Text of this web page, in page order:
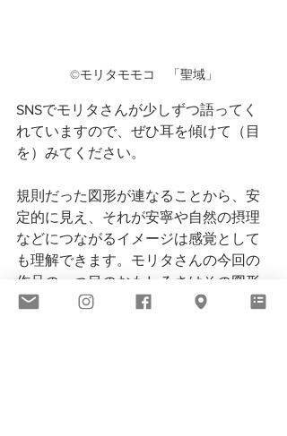
©️モリタモモコ　「聖域」
SNSでモリタさんが少しずつ語ってく
れていますので、ぜひ耳を傾けて（目
を）みてください。
規則だった図形が連なることから、安
定的に見え、それが安寧や自然の摂理
などにつながるイメージは感覚として
も理解できます。モリタさんの今回の
作品の一つ目のおもしろさはその図形
の連なりでもあります。ただ、シメ